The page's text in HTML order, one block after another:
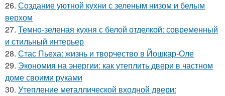
26. Создание уютной кухни с зеленым низом и белым
верхом
27. Темно-зеленая кухня с белой отделкой: современный
и стильный интерьер
28. Стас Пьеха: жизнь и творчество в Йошкар-Оле
29. Экономия на энергии: как утеплить двери в частном
доме своими руками
30. Утепление металлической входной двери: